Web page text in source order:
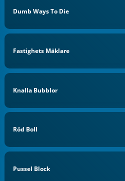
Dumb Ways To Die
Fastighets Mäklare
Knalla Bubblor
Röd Boll
Pussel Block